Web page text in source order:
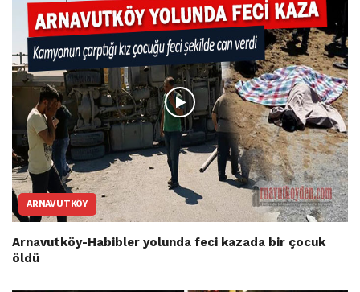
ARNAVUTKÖY
Arnavutköy-Habibler yolunda feci kazada bir çocuk
öldü